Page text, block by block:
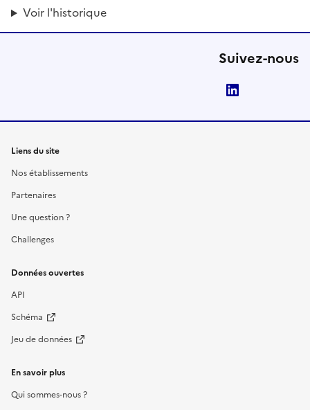
Voir l'historique
Suivez-nous
Liens du site
Nos établissements
Partenaires
Une question ?
Challenges
Données ouvertes
API
Schéma
Jeu de données
En savoir plus
Qui sommes-nous ?